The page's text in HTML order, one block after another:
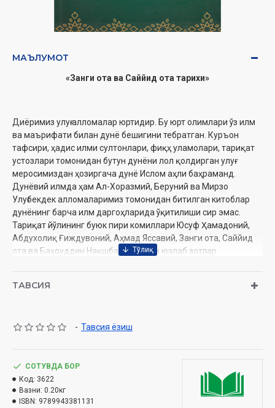
МАЪЛУМОТ
«Занги ота ва Саййид ота тарихи»
Диёримиз улуғ алломалар юртидир. Бу юрт олимлари ўз илм
ва маърифати билан дунё бешигини тебратган. Куръон
тафсири, ҳадис илми султонлари, фиқҳ уламолари, тариқат
устозлари томонидан бутун дунёни лол қолдирган улуғ
меросимиздан ҳозиргача дунё Ислом аҳли баҳраманд.
Дунёвий илмда ҳам Ал-Хоразмий, Беруний ва Мирзо
Улуғбекдек алломаларимиз томонидан битилган китоблар
дунёнинг барча илм даргоҳларида ўқитилиши сир эмас.
Тариқат йўлининг буюк пири комиллари Юсуф Ҳамадоний,
Абдухолиқ Ғиждувоний, Аҳмад Яссавий, Занги ота, Саййид
ота ва Баҳоуддин Нақшбандий каби юзлаб зотлар
экани сир эмас. Кўплаб мамлакатларда уларни устоз деб
масжид ва мадрасаларни бузиб, уларни меҳмонхона ва
қадриятларимиз, тарихий китобларимиз ва маданий
меросларимизнинг аксаридан айрилдик. Ҳозирги кунда
йўқотилган меросни қайтариш учун кўплаб ҳаракатлар
қилинмоқда. Улуғ авлиёлар мақбаралари қайта
ТАВСИЯ
- Тавсия ёзиш
СОТУВДА БОР
Код: 3622
Вазни: 0.20кг
ISBN: 9789943381131